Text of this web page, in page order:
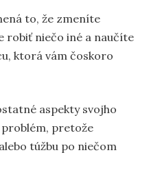
to, že zmeníte
robiť niečo iné a naučíte
ktorá vám čoskoro
aspekty svojho
problém, pretože
túžbu po niečom